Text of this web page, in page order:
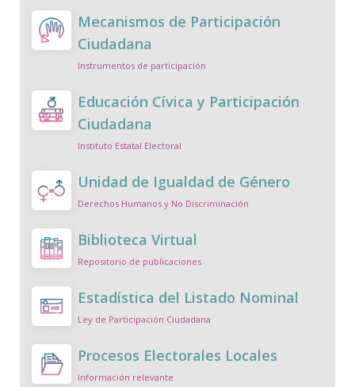
Mecanismos de Participación
Ciudadana
Instrumentos de participación
Educación Cívica y Participación
Ciudadana
Instituto Estatal Electoral
Unidad de Igualdad de Género
Derechos Humanos y No Discriminación
Biblioteca Virtual
Repositorio de publicaciones
Estadística del Listado Nominal
Ley de Participación Ciudadana
Procesos Electorales Locales
Información relevante